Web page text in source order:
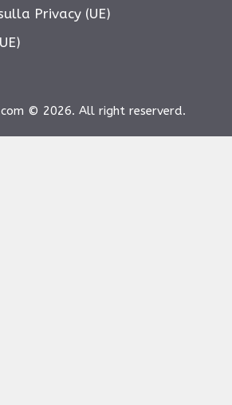
Privacy (UE)
© 2026. All right reserverd.